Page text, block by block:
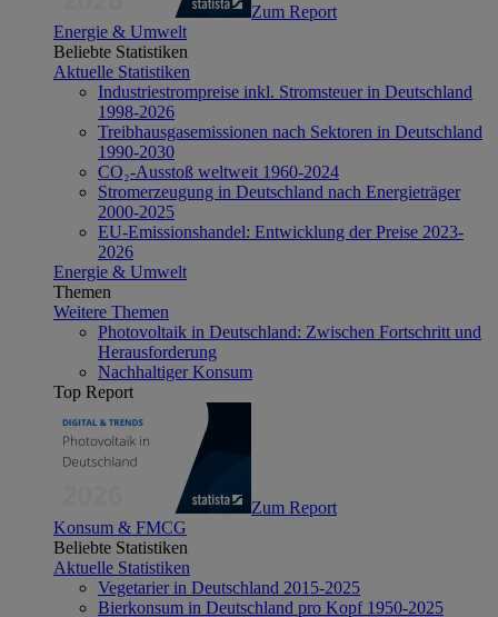
Zum Report
Energie & Umwelt
Beliebte Statistiken
Aktuelle Statistiken
Industriestrompreise inkl. Stromsteuer in Deutschland
1998-2026
Treibhausgasemissionen nach Sektoren in Deutschland
1990-2030
CO₂-Ausstoß weltweit 1960-2024
Stromerzeugung in Deutschland nach Energieträger
2000-2025
EU-Emissionshandel: Entwicklung der Preise 2023-
2026
Energie & Umwelt
Themen
Weitere Themen
Photovoltaik in Deutschland: Zwischen Fortschritt und
Herausforderung
Nachhaltiger Konsum
Top Report
Zum Report
Konsum & FMCG
Beliebte Statistiken
Aktuelle Statistiken
Vegetarier in Deutschland 2015-2025
Bierkonsum in Deutschland pro Kopf 1950-2025